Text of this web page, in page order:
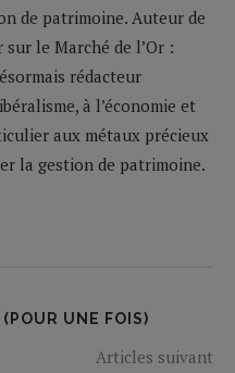
de patrimoine. Auteur de
le Marché de l’Or :
rédacteur
à l’économie et
aux métaux précieux
la gestion de patrimoine.
UNE FOIS)
Articles suivant